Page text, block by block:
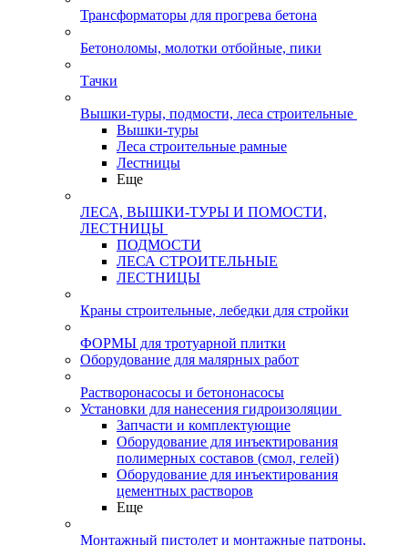
Трансформаторы для прогрева бетона
Бетоноломы, молотки отбойные, пики
Тачки
Вышки-туры, подмости, леса строительные
Вышки-туры
Леса строительные рамные
Лестницы
Еще
ЛЕСА, ВЫШКИ-ТУРЫ И ПОМОСТИ,
ЛЕСТНИЦЫ
ПОДМОСТИ
ЛЕСА СТРОИТЕЛЬНЫЕ
ЛЕСТНИЦЫ
Краны строительные, лебедки для стройки
ФОРМЫ для тротуарной плитки
Оборудование для малярных работ
Растворонасосы и бетононасосы
Установки для нанесения гидроизоляции
Запчасти и комплектующие
Оборудование для инъектирования
полимерных составов (смол, гелей)
Оборудование для инъектирования
цементных растворов
Еще
Монтажный пистолет и монтажные патроны,